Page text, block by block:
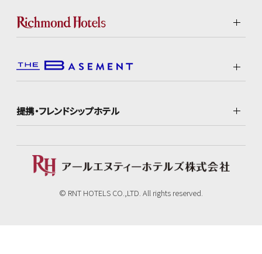
提携・フレンドシップホテル
© RNT HOTELS CO.,LTD. All rights reserved.